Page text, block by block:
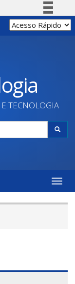
à informação
Canais
TECNOLOGIA
Toggle